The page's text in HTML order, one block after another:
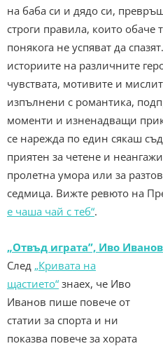
на баба си и дядо си,
строги правила, които обаче
понякога не успяват да
историите на различните
чувствата, мотивите и
изпълнени с романтика,
моменти и изненадващи
се нарежда по един сякаш
приятен за четене и
пролетна умора или за
седмица. Вижте ревюто на
е чаша чай с теб“.
„Отвъд играта”, Иво Иванов
След „Кривата на
щастието“ знаех, че Иво
Иванов пише повече от
статии за спорта и ни
показва повече за хората